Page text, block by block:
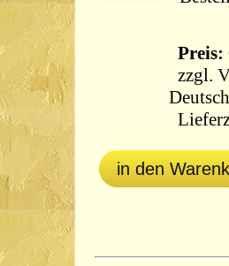
Preis:
zzgl.
in den